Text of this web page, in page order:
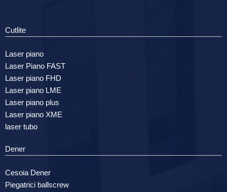
Cutlite
Laser piano
Laser Piano FAST
Laser piano FHD
Laser piano LME
Laser piano plus
Laser piano XME
laser tubo
Dener
Cesoia Dener
Piegatrici ballscrew